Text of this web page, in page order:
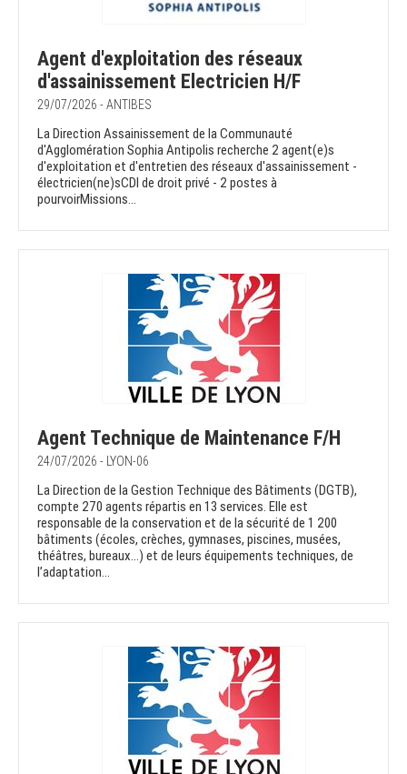
Agent d'exploitation des réseaux
d'assainissement Electricien H/F
29/07/2026 - ANTIBES
La Direction Assainissement de la Communauté
d'Agglomération Sophia Antipolis recherche 2 agent(e)s
d'exploitation et d'entretien des réseaux d'assainissement -
électricien(ne)sCDI de droit privé - 2 postes à
pourvoirMissions...
Agent Technique de Maintenance F/H
24/07/2026 - LYON-06
La Direction de la Gestion Technique des Bâtiments (DGTB),
compte 270 agents répartis en 13 services. Elle est
responsable de la conservation et de la sécurité de 1 200
bâtiments (écoles, crèches, gymnases, piscines, musées,
théâtres, bureaux…) et de leurs équipements techniques, de
l’adaptation...